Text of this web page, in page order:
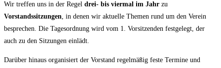
Wir treffen uns in der Regel drei- bis viermal im Jahr zu
Vorstandssitzungen, in denen wir aktuelle Themen rund um den Verein
besprechen. Die Tagesordnung wird vom 1. Vorsitzenden festgelegt, der
auch zu den Sitzungen einlädt.
Darüber hinaus organisiert der Vorstand regelmäßig feste Termine und